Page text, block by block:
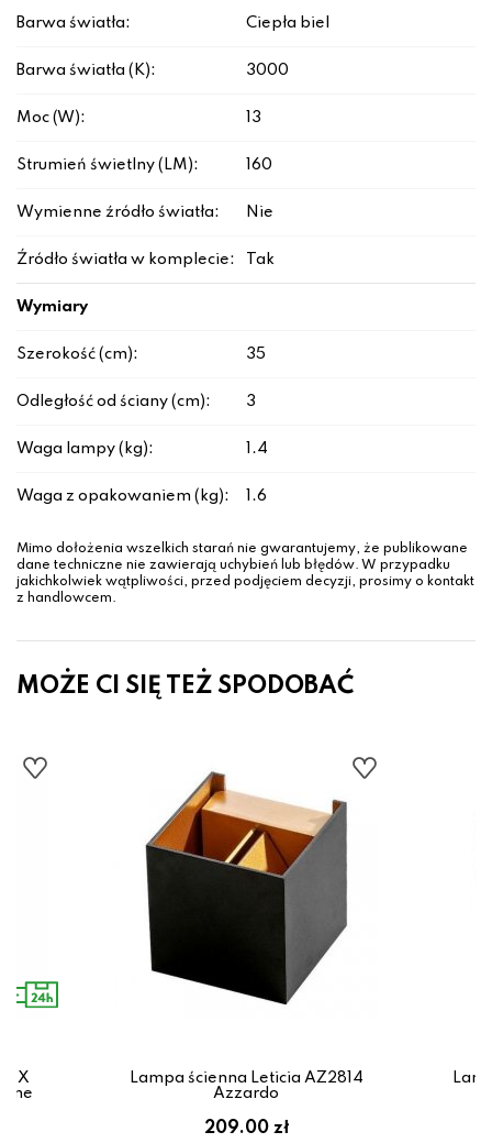
Barwa światła: Ciepła biel
Barwa światła (K): 3000
Moc (W): 13
Strumień świetlny (LM): 160
Wymienne źródło światła: Nie
Źródło światła w komplecie: Tak
Wymiary
Szerokość (cm): 35
Odległość od ściany (cm): 3
Waga lampy (kg): 1.4
Waga z opakowaniem (kg): 1.6
Mimo dołożenia wszelkich starań nie gwarantujemy, że publikowane
dane techniczne nie zawierają uchybień lub błędów. W przypadku
jakichkolwiek wątpliwości, przed podjęciem decyzji, prosimy o kontakt
z handlowcem.
MOŻE CI SIĘ TEŻ SPODOBAĆ
Lampa ścienna Leticia AZ2814
Azzardo
209.00 zł